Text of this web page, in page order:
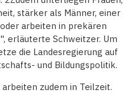
stärker als Männer, einer
arbeiten in prekären
erläuterte Schweitzer. Um
die Landesregierung auf
und Bildungspolitik.
zudem in Teilzeit.